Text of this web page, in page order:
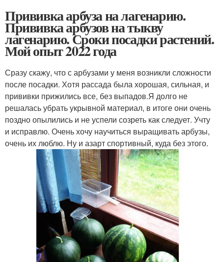
Прививка арбуза на лагенарию.
Прививка арбузов на тыкву
лагенарию. Сроки посадки растений.
Мой опыт 2022 года
Сразу скажу, что с арбузами у меня возникли сложности
после посадки. Хотя рассада была хорошая, сильная, и
прививки прижились все, без выпадов.Я долго не
решалась убрать укрывной материал, в итоге они очень
поздно опылились и не успели созреть как следует. Учту
и исправлю. Очень хочу научиться выращивать арбузы,
очень их люблю. Ну и азарт спортивный, куда без этого.